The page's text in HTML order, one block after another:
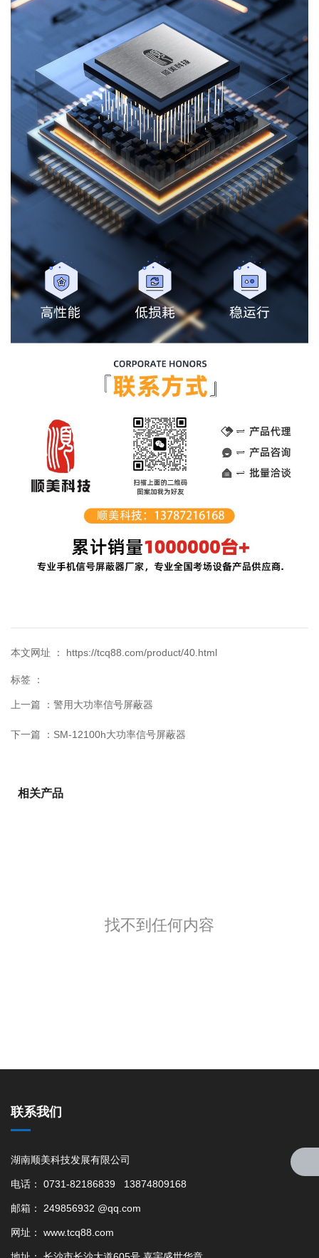
本文网址 ： https://tcq88.com/product/40.html
标签 ：
上一篇 ： 警用大功率信号屏蔽器
下一篇 ： SM-12100h大功率信号屏蔽器
相关产品
找不到任何内容
联系我们
湖南顺美科技发展有限公司
电话： 0731-82186839 13874809168
邮箱： 249856932 @qq.com
网址： www.tcq88.com